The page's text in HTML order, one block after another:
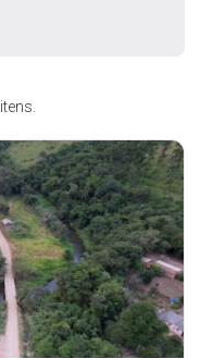
itens.